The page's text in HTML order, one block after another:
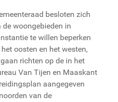
besloten zich
woongebieden in
te willen beperken
oosten en het westen,
richten op de in het
Van Tijen en Maaskant
aangegeven
van de